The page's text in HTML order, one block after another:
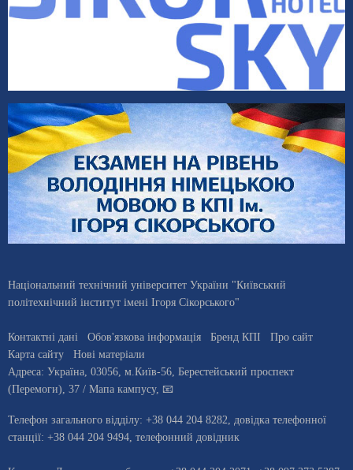
Національний технічний університет України "Київський
політехнічний інститут імені Ігоря Сікорського"
Контактні дані Обов'язкова інформація Бренд КПІ
Про сайт
Карта сайту
Нові матеріали
Адреса: Україна, 03056, м.Київ-56, Берестейський проспект
(Перемоги), 37 / Мапа кампусу, 📧
Телефон загального відділу: +38 044 204 8282, довiдка телефонної
станцiї: +38 044 204 9494, телефонний довідник